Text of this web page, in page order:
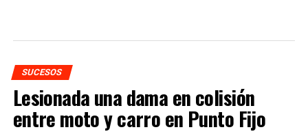
SUCESOS
Lesionada una dama en colisión
entre moto y carro en Punto Fijo